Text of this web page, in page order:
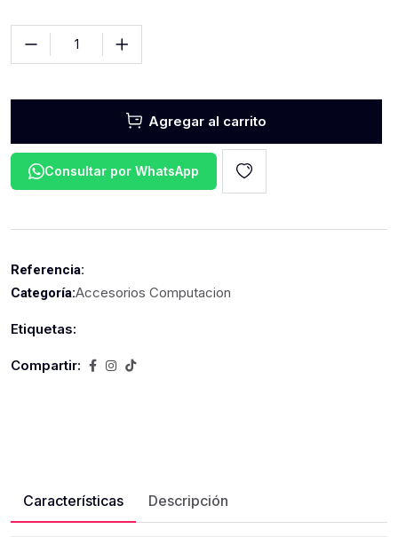
Agregar al carrito
Consultar por WhatsApp
Referencia:
Categoría:Accesorios Computacion
Etiquetas:
Compartir:
Características Descripción